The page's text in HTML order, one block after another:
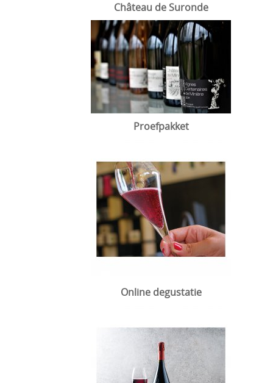
Château de Suronde
Proefpakket
Online degustatie